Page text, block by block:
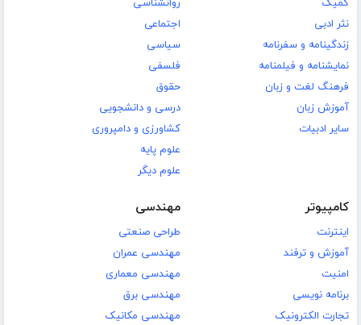
کمیک
نثر ادبی
زندگینامه و سفرنامه
نمایشنامه و فیلمنامه
فرهنگ لغت و زبان
آموزش زبان
سایر ادبیات
روانشناسی
اجتماعی
سیاسی
فلسفی
حقوق
درسی و دانشجویی
کشاورزی و دامپروری
علوم پایه
علوم دیگر
کامپیوتر
اینترنت
آموزش و ترفند
امنیت
برنامه نویسی
تجارت الکترونیک
مهندسی
طراحی صنعتی
مهندسی عمران
مهندسی معماری
مهندسی برق
مهندسی مکانیک